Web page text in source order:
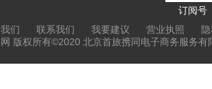
订阅号
们
联系我们 我要建议 营业执照
版权所有©2020 北京首旅携同电子商务服务有